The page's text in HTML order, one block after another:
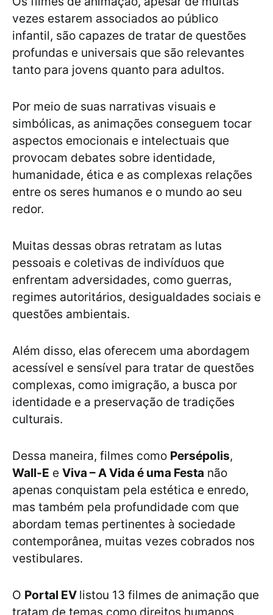
vezes estarem associados ao público
infantil, são capazes de tratar de questões
profundas e universais que são relevantes
tanto para jovens quanto para adultos.
Por meio de suas narrativas visuais e
simbólicas, as animações conseguem tocar
aspectos emocionais e intelectuais que
provocam debates sobre identidade,
humanidade, ética e as complexas relações
entre os seres humanos e o mundo ao seu
redor.
Muitas dessas obras retratam as lutas
pessoais e coletivas de indivíduos que
enfrentam adversidades, como guerras,
regimes autoritários, desigualdades sociais e
questões ambientais.
Além disso, elas oferecem uma abordagem
acessível e sensível para tratar de questões
complexas, como imigração, a busca por
identidade e a preservação de tradições
culturais.
Dessa maneira, filmes como Persépolis,
Wall-E e Viva – A Vida é uma Festa não
apenas conquistam pela estética e enredo,
mas também pela profundidade com que
abordam temas pertinentes à sociedade
contemporânea, muitas vezes cobrados nos
vestibulares.
O Portal EV listou 13 filmes de animação que